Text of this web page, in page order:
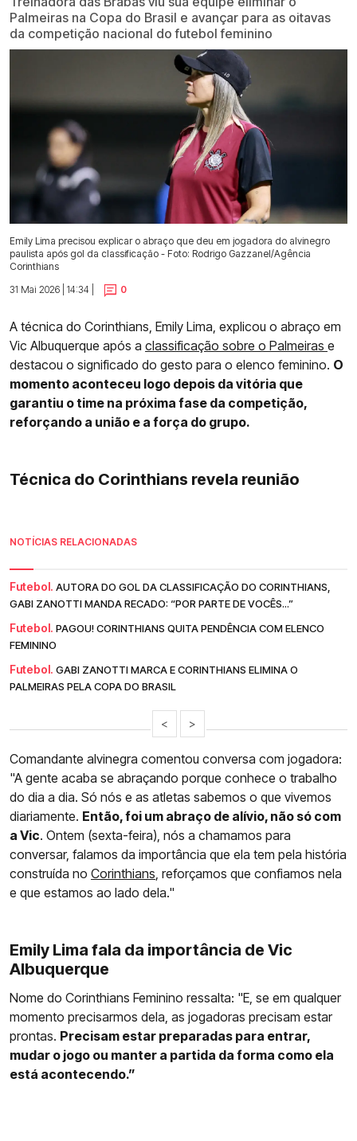
Palmeiras na Copa do Brasil e avançar para as oitavas
da competição nacional do futebol feminino
Emily Lima precisou explicar o abraço que deu em jogadora do alvinegro
paulista após gol da classificação - Foto: Rodrigo Gazzanel/Agência
Corinthians
31 Mai 2026 | 14:34 |
0
A técnica do Corinthians, Emily Lima, explicou o abraço em
Vic Albuquerque após a classificação sobre o Palmeiras e
destacou o significado do gesto para o elenco feminino. O
momento aconteceu logo depois da vitória que
garantiu o time na próxima fase da competição,
reforçando a união e a força do grupo.
Técnica do Corinthians revela reunião
NOTÍCIAS RELACIONADAS
Futebol. AUTORA DO GOL DA CLASSIFICAÇÃO DO CORINTHIANS,
GABI ZANOTTI MANDA RECADO: “POR PARTE DE VOCÊS...”
Futebol. PAGOU! CORINTHIANS QUITA PENDÊNCIA COM ELENCO
FEMININO
Futebol. GABI ZANOTTI MARCA E CORINTHIANS ELIMINA O
PALMEIRAS PELA COPA DO BRASIL
< >
Comandante alvinegra comentou conversa com jogadora:
"A gente acaba se abraçando porque conhece o trabalho
do dia a dia. Só nós e as atletas sabemos o que vivemos
diariamente. Então, foi um abraço de alívio, não só com
a Vic. Ontem (sexta-feira), nós a chamamos para
conversar, falamos da importância que ela tem pela história
construída no Corinthians , reforçamos que confiamos nela
e que estamos ao lado dela."
Emily Lima fala da importância de Vic
Albuquerque
Nome do Corinthians Feminino ressalta: "E, se em qualquer
momento precisarmos dela, as jogadoras precisam estar
prontas. Precisam estar preparadas para entrar,
mudar o jogo ou manter a partida da forma como ela
está acontecendo.”